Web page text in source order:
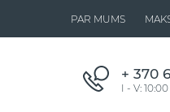
PAR MUMS
+ 370
I - V: